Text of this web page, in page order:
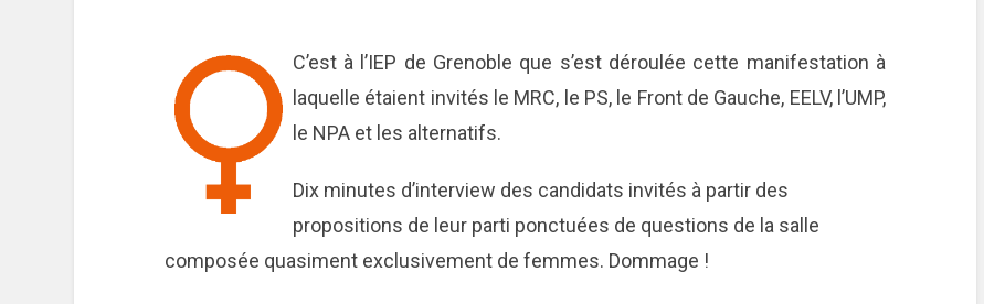
C’est à l’IEP de Grenoble que s’est déroulée cette manifestation à
laquelle étaient invités le MRC, le PS, le Front de Gauche, EELV, l’UMP,
le NPA et les alternatifs.
Dix minutes d’interview des candidats invités à partir des
propositions de leur parti ponctuées de questions de la salle
composée quasiment exclusivement de femmes. Dommage !